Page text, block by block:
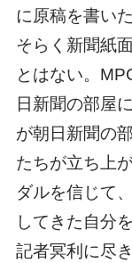
に原稿を書い
そらく新聞紙
とはない。
日新聞の部屋
が朝日新聞の
たちが立ち上
ダルを信じて
してきた自分
記者冥利に尽